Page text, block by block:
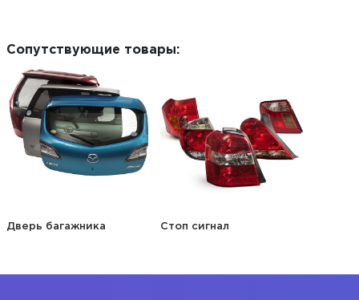
Сопутствующие товары:
Дверь багажника Стоп сигнал